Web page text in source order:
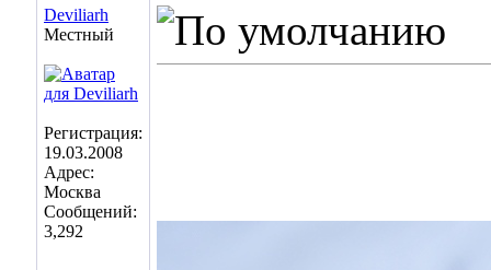
Deviliarh
Местный
Регистрация:
19.03.2008
Адрес:
Москва
Сообщений:
3,292